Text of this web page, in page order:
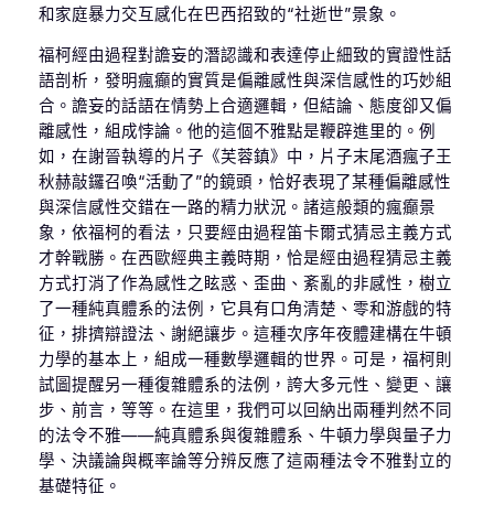
和家庭暴力交互感化在巴西招致的“社逝世”景象。
福柯經由過程對譫妄的潛認識和表達停止細致的實證性話
語剖析，發明瘋癲的實質是偏離感性與深信感性的巧妙組
合。譫妄的話語在情勢上合適邏輯，但結論、態度卻又偏
離感性，組成悖論。他的這個不雅點是鞭辟進里的。例
如，在謝晉執導的片子《芙蓉鎮》中，片子末尾酒瘋子王
秋赫敲鑼召喚“活動了”的鏡頭，恰好表現了某種偏離感性
與深信感性交錯在一路的精力狀況。諸這般類的瘋癲景
象，依福柯的看法，只要經由過程笛卡爾式猜忌主義方式
才幹戰勝。在西歐經典主義時期，恰是經由過程猜忌主義
方式打消了作為感性之眩惑、歪曲、紊亂的非感性，樹立
了一種純真體系的法例，它具有口角清楚、零和游戲的特
征，排擠辯證法、謝絕讓步。這種次序年夜體建構在牛頓
力學的基本上，組成一種數學邏輯的世界。可是，福柯則
試圖提醒另一種復雜體系的法例，誇大多元性、變更、讓
步、前言，等等。在這里，我們可以回納出兩種判然不同
的法令不雅——純真體系與復雜體系、牛頓力學與量子力
學、決議論與概率論等分辨反應了這兩種法令不雅對立的
基礎特征。